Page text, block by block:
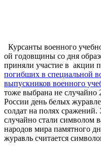
Курсанты военного
ой годовщины со дня
приняли участие в акции
погибших в специальной
выпускников военного
тоже выбрана не случайно
России день белых
солдат на полях
случайно стали символом
народов мира памятного
журавль считается